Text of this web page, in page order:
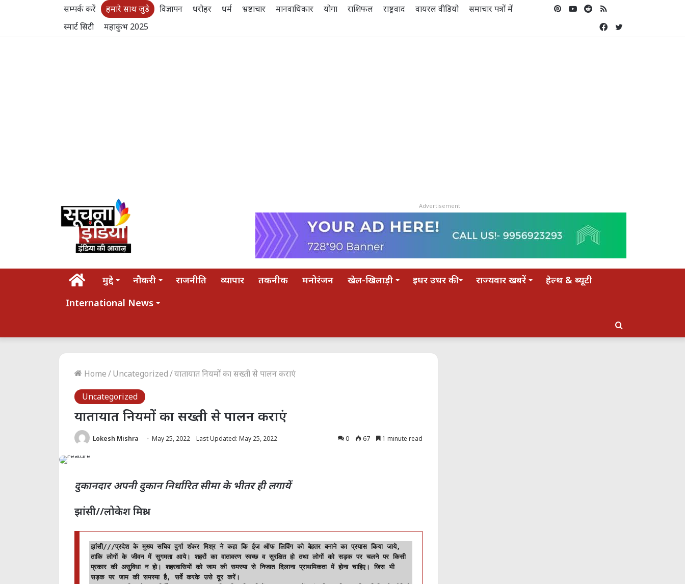
सम्पर्क करें हमारे साथ जुड़े विज्ञापन धरोहर धर्म भ्रष्टाचार मानवाधिकार योगा राशिफल राष्ट्रवाद वायरल वीडियो
समाचार पत्रों में
स्मार्ट सिटी
महाकुंभ 2025
RSS
Reddit
YouTube
Pinterest
Twitter
Facebook
Advertisement
होम मुद्दे नौकरी राजनीति व्यापार तकनीक मनोरंजन खेल-खिलाड़ी इधर उधर की राज्यवार खबरें
हेल्थ & ब्यूटी
International News
Search
Home/Uncategorized/यातायात नियमों का सख्ती से पालन कराएं
Uncategorized
यातायात नियमों का सख्ती से पालन कराएं
Lokesh Mishra May 25, 2022 Last Updated: May 25, 2022 0 67 1 minute read
दुकानदार अपनी दुकान निर्धारित सीमा के भीतर ही लगायें
झांसी//लोकेश मिश्रा
झांसी///प्रदेश के मुख्य सचिव दुर्गा शंकर मिश्र ने कहा कि ईज ऑफ लिविंग को बेहतर बनाने का प्रयास किया जाये,
ताकि लोगों के जीवन में सुगमता आये। शहरों का वातावरण स्वच्छ व सुरक्षित हो तथा लोगों को सड़क पर चलने पर किसी
प्रकार की असुविधा न हो। शहरवासियों को जाम की समस्या से निजात दिलाना प्राथमिकता में होना चाहिए। जिस भी
सड़क पर जाम की समस्या है, सर्वे करके उसे दूर करें।